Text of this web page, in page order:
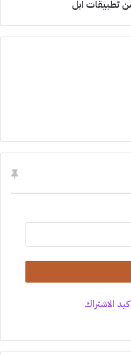
الاشتراك